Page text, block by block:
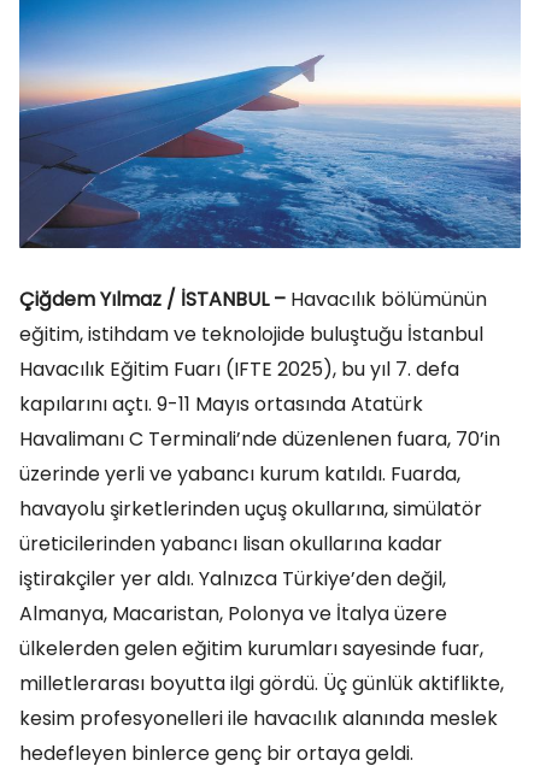
Çiğdem Yılmaz / İSTANBUL – Havacılık bölümünün
eğitim, istihdam ve teknolojide buluştuğu İstanbul
Havacılık Eğitim Fuarı (IFTE 2025), bu yıl 7. defa
kapılarını açtı. 9-11 Mayıs ortasında Atatürk
Havalimanı C Terminali’nde düzenlenen fuara, 70’in
üzerinde yerli ve yabancı kurum katıldı. Fuarda,
havayolu şirketlerinden uçuş okullarına, simülatör
üreticilerinden yabancı lisan okullarına kadar
iştirakçiler yer aldı. Yalnızca Türkiye’den değil,
Almanya, Macaristan, Polonya ve İtalya üzere
ülkelerden gelen eğitim kurumları sayesinde fuar,
milletlerarası boyutta ilgi gördü. Üç günlük aktiflikte,
kesim profesyonelleri ile havacılık alanında meslek
hedefleyen binlerce genç bir ortaya geldi.